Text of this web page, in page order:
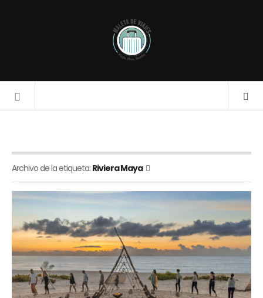
Archivo de la etiqueta: Riviera Maya